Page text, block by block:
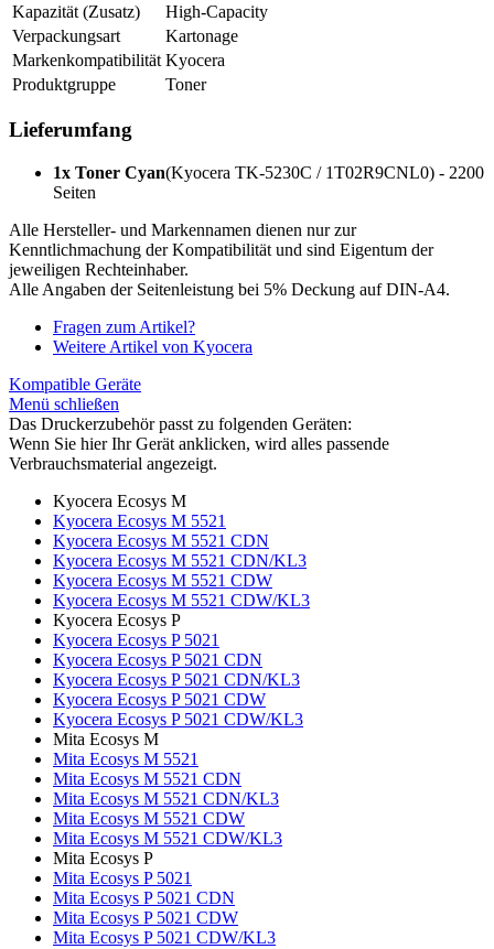
Kapazität (Zusatz)
High-Capacity
Verpackungsart
Kartonage
Markenkompatibilität Kyocera
Produktgruppe
Toner
Lieferumfang
1x Toner Cyan(Kyocera TK-5230C / 1T02R9CNL0) - 2200
Seiten
Alle Hersteller- und Markennamen dienen nur zur
Kenntlichmachung der Kompatibilität und sind Eigentum der
jeweiligen Rechteinhaber.
Alle Angaben der Seitenleistung bei 5% Deckung auf DIN-A4.
Fragen zum Artikel?
Weitere Artikel von Kyocera
Kompatible Geräte
Menü schließen
Das Druckerzubehör passt zu folgenden Geräten:
Wenn Sie hier Ihr Gerät anklicken, wird alles passende
Verbrauchsmaterial angezeigt.
Kyocera Ecosys M
Kyocera Ecosys M 5521
Kyocera Ecosys M 5521 CDN
Kyocera Ecosys M 5521 CDN/KL3
Kyocera Ecosys M 5521 CDW
Kyocera Ecosys M 5521 CDW/KL3
Kyocera Ecosys P
Kyocera Ecosys P 5021
Kyocera Ecosys P 5021 CDN
Kyocera Ecosys P 5021 CDN/KL3
Kyocera Ecosys P 5021 CDW
Kyocera Ecosys P 5021 CDW/KL3
Mita Ecosys M
Mita Ecosys M 5521
Mita Ecosys M 5521 CDN
Mita Ecosys M 5521 CDN/KL3
Mita Ecosys M 5521 CDW
Mita Ecosys M 5521 CDW/KL3
Mita Ecosys P
Mita Ecosys P 5021
Mita Ecosys P 5021 CDN
Mita Ecosys P 5021 CDW
Mita Ecosys P 5021 CDW/KL3